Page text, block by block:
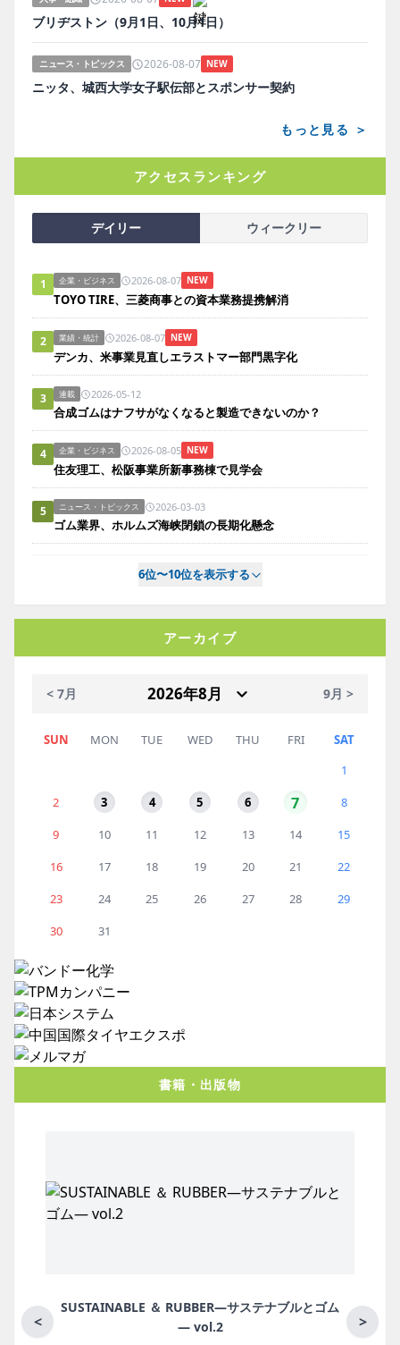
ブリヂストン（9月1日、10月1日）
ニュース・トピックス 2026-08-07 NEW
ニッタ、城西大学女子駅伝部とスポンサー契約
もっと見る ＞
アクセスランキング
デイリー ウィークリー
1 企業・ビジネス 2026-08-07 NEW
TOYO TIRE、三菱商事との資本業務提携解消
2 業績・統計 2026-08-07 NEW
デンカ、米事業見直しエラストマー部門黒字化
3 連載 2026-05-12
合成ゴムはナフサがなくなると製造できないのか？
4 企業・ビジネス 2026-08-05 NEW
住友理工、松阪事業所新事務棟で見学会
5 ニュース・トピックス 2026-03-03
ゴム業界、ホルムズ海峡閉鎖の長期化懸念
6位〜10位を表示する
アーカイブ
< 7月 9月 >
SUN MON TUE WED THU FRI
SAT
1
2
3 4 5 6 7
8
9
10 11 12 13 14
15
16
17 18 19 20 21
22
23
24 25 26 27 28
29
30
31
書籍・出版物
< >
サステナブルとゴム
月刊ラバーインダスト